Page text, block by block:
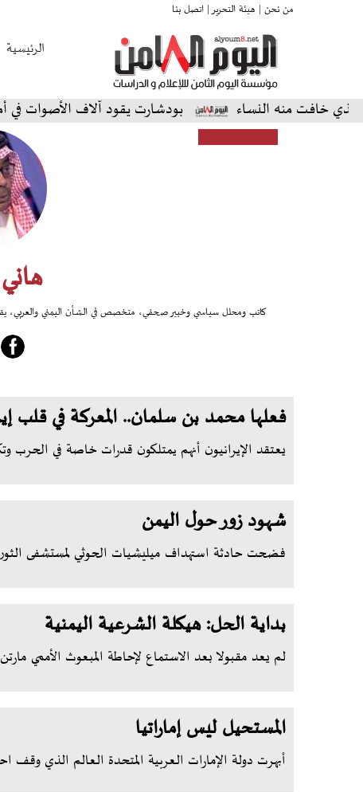
من نحن | هيئة التحرير | اتصل بنا
الرئيسية
منه النساء بودشارت يقود آلاف الأصوات في أمسية
كاتب ومحلل سياسي وخبير صحفي، متخصص في الشأن اليمني والعربي،
فعلها محمد بن سلمان.. المعركة في قلب
يعتقد الإيرانيون أنهم يمتلكون قدرات خاصة في الحرب
شهود زور حول اليمن
فضحت حادثة استهداف ميليشيات الحوثي لمستشفى
بداية الحل: هيكلة الشرعية اليمنية
لم يعد مقبولا بعد الاستماع لإحاطة المبعوث الأممي
المستحيل ليس إماراتيا
أبهرت دولة الإمارات العربية المتحدة العالم الذي وقف